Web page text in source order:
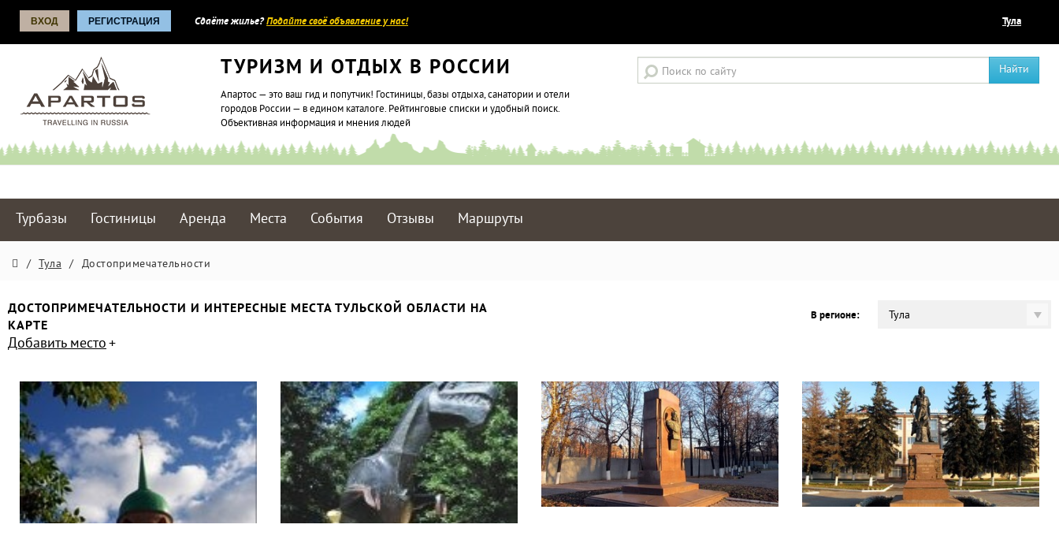
ВХОД РЕГИСТРАЦИЯ Сдаёте жилье?Подайте своё объявление у нас! Тула
ТУРИЗМ И ОТДЫХ В РОССИИ
Апартос — это ваш гид и попутчик! Гостиницы, базы отдыха, санатории и отели
городов России — в едином каталоге. Рейтинговые списки и удобный поиск.
Объективная информация и мнения людей
Найти
Турбазы Гостиницы Аренда Места События Отзывы Маршруты
/ Тула / Достопримечательности
ДОСТОПРИМЕЧАТЕЛЬНОСТИ И ИНТЕРЕСНЫЕ МЕСТА ТУЛЬСКОЙ ОБЛАСТИ НА
КАРТЕ
Добавить место
В регионе: Тула